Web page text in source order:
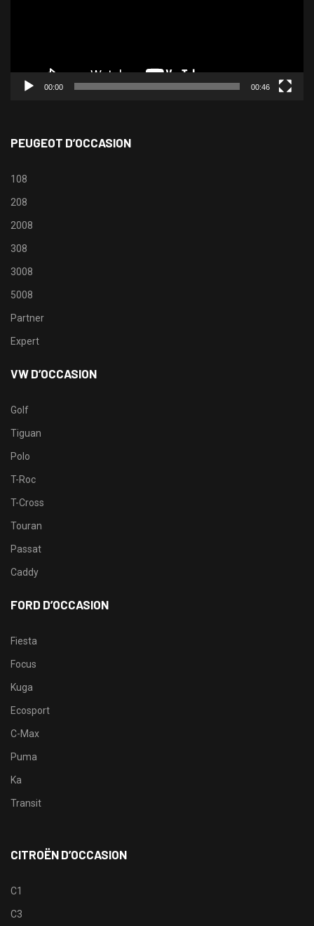
00:00 00:46
PEUGEOT D’OCCASION
108
208
2008
308
3008
5008
Partner
Expert
VW D’OCCASION
Golf
Tiguan
Polo
T-Roc
T-Cross
Touran
Passat
Caddy
FORD D’OCCASION
Fiesta
Focus
Kuga
Ecosport
C-Max
Puma
Ka
Transit
CITROËN D’OCCASION
C1
C3